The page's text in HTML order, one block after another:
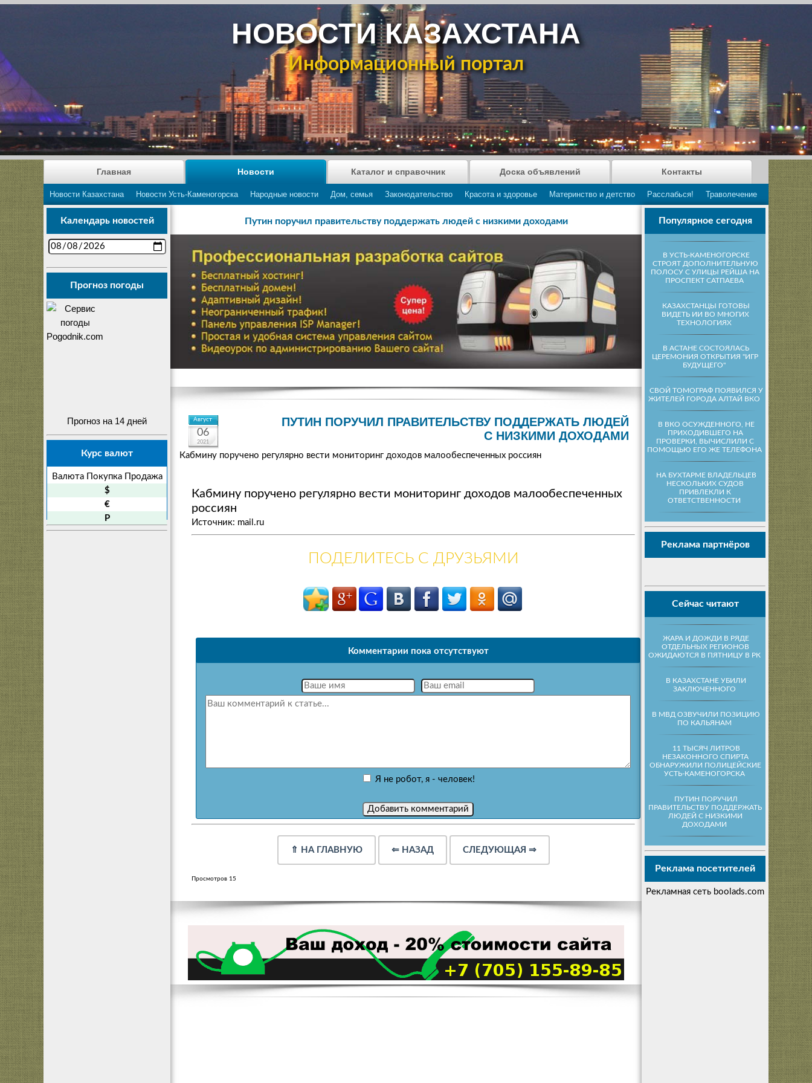
НОВОСТИ КАЗАХСТАНА
Информационный портал
Главная Новости
Новости Казахстана Новости Усть-Каменогорска Народные новости Дом, семья Законодательство Красота и здоровье Материнство и детство Расслабься! Траволечение
Каталог и справочник Доска объявлений Контакты
Популярное сегодня
В УСТЬ-КАМЕНОГОРСКЕ
СТРОЯТ ДОПОЛНИТЕЛЬНУЮ
ПОЛОСУ С УЛИЦЫ РЕЙША НА
ПРОСПЕКТ САТПАЕВА
КАЗАХСТАНЦЫ ГОТОВЫ
ВИДЕТЬ ИИ ВО МНОГИХ
ТЕХНОЛОГИЯХ
В АСТАНЕ СОСТОЯЛАСЬ
ЦЕРЕМОНИЯ ОТКРЫТИЯ "ИГР
БУДУЩЕГО"
СВОЙ ТОМОГРАФ ПОЯВИЛСЯ У
ЖИТЕЛЕЙ ГОРОДА АЛТАЙ ВКО
В ВКО ОСУЖДЕННОГО, НЕ
ПРИХОДИВШЕГО НА
ПРОВЕРКИ, ВЫЧИСЛИЛИ С
ПОМОЩЬЮ ЕГО ЖЕ ТЕЛЕФОНА
НА БУХТАРМЕ ВЛАДЕЛЬЦЕВ
НЕСКОЛЬКИХ СУДОВ
ПРИВЛЕКЛИ К
ОТВЕТСТВЕННОСТИ
Реклама партнёров
Сейчас читают
ЖАРА И ДОЖДИ В РЯДЕ
ОТДЕЛЬНЫХ РЕГИОНОВ
ОЖИДАЮТСЯ В ПЯТНИЦУ В РК
В КАЗАХСТАНЕ УБИЛИ
ЗАКЛЮЧЕННОГО
В МВД ОЗВУЧИЛИ ПОЗИЦИЮ
ПО КАЛЬЯНАМ
11 ТЫСЯЧ ЛИТРОВ
НЕЗАКОННОГО СПИРТА
ОБНАРУЖИЛИ ПОЛИЦЕЙСКИЕ
УСТЬ-КАМЕНОГОРСКА
ПУТИН ПОРУЧИЛ
ПРАВИТЕЛЬСТВУ ПОДДЕРЖАТЬ
ЛЮДЕЙ С НИЗКИМИ
ДОХОДАМИ
Реклама посетителей
Рекламная сеть boolads.com
Календарь новостей
Прогноз погоды
Прогноз на 14 дней
Курс валют
Валюта Покупка
Продажа
$
€
P
Путин поручил правительству поддержать людей с низкими доходами
Август
06
2021
ПУТИН ПОРУЧИЛ ПРАВИТЕЛЬСТВУ ПОДДЕРЖАТЬ ЛЮДЕЙ
С НИЗКИМИ ДОХОДАМИ
Кабмину поручено регулярно вести мониторинг доходов малообеспеченных россиян
Кабмину поручено регулярно вести мониторинг доходов малообеспеченных
россиян
Источник: mail.ru
ПОДЕЛИТЕСЬ С ДРУЗЬЯМИ
Комментарии пока отсутствуют
Я не робот, я - человек!
⇑ НА ГЛАВНУЮ ⇐ НАЗАД СЛЕДУЮЩАЯ ⇒
Просмотров 15